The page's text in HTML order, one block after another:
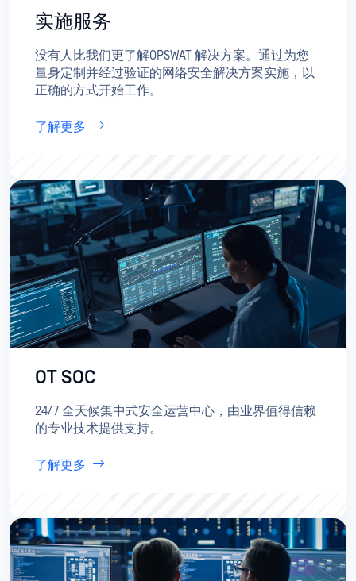
实施服务
没有人比我们更了解OPSWAT 解决方案。通过为您
量身定制并经过验证的网络安全解决方案实施，以
正确的方式开始工作。
了解更多
OT SOC
24/7 全天候集中式安全运营中心，由业界值得信赖
的专业技术提供支持。
了解更多